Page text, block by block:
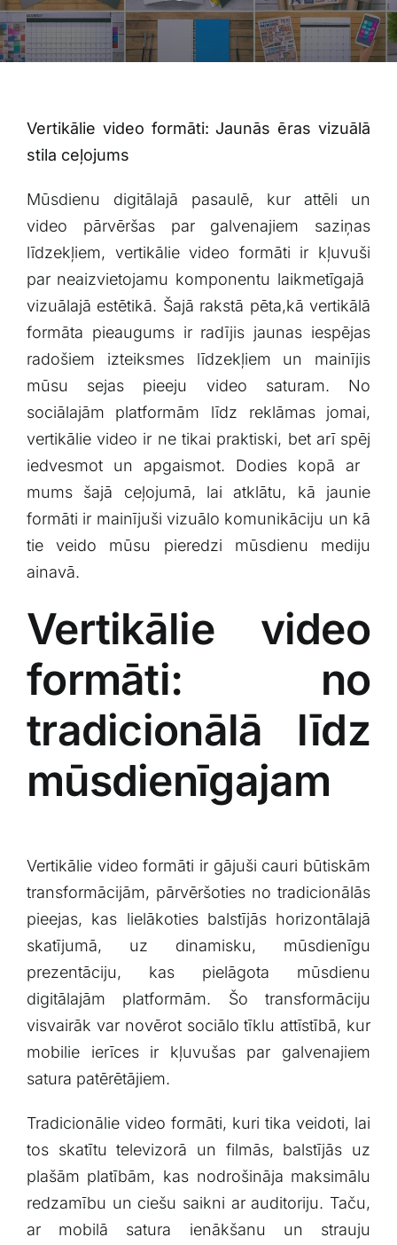
Blogs
Attēlu galerija
Video galerija
Vakances
BUJ
Kontakti
Klientu portāls
English
Vertikālie⁣ video formāti: Jaunās ēras ​vizuālā
stila ceļojums
Mūsdienu ⁣digitālajā pasaulē,⁤ kur attēli un
video‍ pārvēršas ‌par ‍galvenajiem saziņas
līdzekļiem, vertikālie video formāti‌ ir kļuvuši
par neaizvietojamu komponentu laikmetīgajā ​
vizuālajā ‍estētikā. Šajā rakstā ⁣pēta,kā vertikālā
formāta pieaugums ir radījis jaunas iespējas
radošiem izteiksmes līdzekļiem un mainījis
‌mūsu ⁢sejas pieeju ‍video​ saturam. No​
sociālajām ⁤platformām ‌līdz reklāmas jomai,⁢
vertikālie ⁣video ⁢ir ne tikai​ praktiski, bet‌ arī ​spēj
iedvesmot un ⁢apgaismot. Dodies kopā ar ​
mums šajā ceļojumā, ​lai⁢ atklātu, ‌kā jaunie
⁢formāti ir mainījuši‍ vizuālo⁤ komunikāciju un kā‌
tie veido mūsu pieredzi ⁢mūsdienu mediju
ainavā.
Vertikālie video
formāti: no⁤
tradicionālā līdz
mūsdienīgajam
Vertikālie video formāti‍ ir gājuši⁣ cauri būtiskām
transformācijām, pārvēršoties no tradicionālās
pieejas,​ kas lielākoties‍ balstījās horizontālajā
skatījumā,⁢ uz dinamisku, mūsdienīgu
prezentāciju, ⁤kas pielāgota ​mūsdienu
⁤digitālajām platformām. Šo transformāciju
visvairāk var novērot sociālo tīklu‌ attīstībā, kur
mobilie ⁣ierīces‍ ir kļuvušas par⁤ galvenajiem
satura patērētājiem.
Tradicionālie⁢ video formāti, ⁢kuri⁤ tika veidoti, lai
tos skatītu televizorā ⁣un filmās, balstījās uz​
plašām platībām, kas nodrošināja maksimālu⁤
redzamību un ciešu saikni ‍ar auditoriju. Taču,
ar mobilā satura ienākšanu‌ un strauju‌